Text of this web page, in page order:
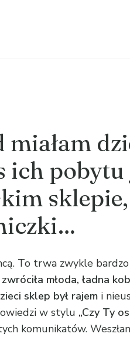
ich
To trwa zwykle bardzo
młoda, ładna
sklep był rajem i
w stylu „Czy Ty
komunikatów.